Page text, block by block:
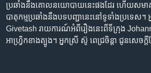
ប្រឆាំង​នឹង​គោល​នយោបាយ​នេះ​ផងដែរ ហើយ​សមាគ
បាតុកម្ម​ប្រឆាំង​នឹង​បទ​បញ្ជា​នេះ​នៅ​ទូទាំង​ប្រទេស។
Givetash រាយការណ៍​អំពី​រឿង​នេះ​ពី​ទីក្រុង
អាហ្វ្រិក​ខាងត្បូង។ អ្នកស្រី ស៊ូ ពេជ្រចិន្តា ជូន​សេច